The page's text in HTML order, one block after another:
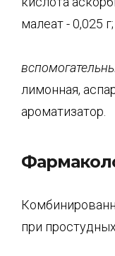
малеат - 0,025 г;
лимонная,
ароматизатор.
при